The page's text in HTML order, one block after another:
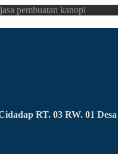
pembuatan kanopi
RT. 03 RW. 01